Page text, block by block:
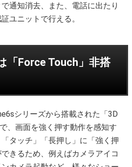
通知消去、また、電話に出たり
ユニットで行える。
「Force Touch」非搭
シリーズから搭載された「3D
、画面を強く押す動作を感知す
タッチ」「長押し」に「強く押
きるため、例えばカメラアイコ